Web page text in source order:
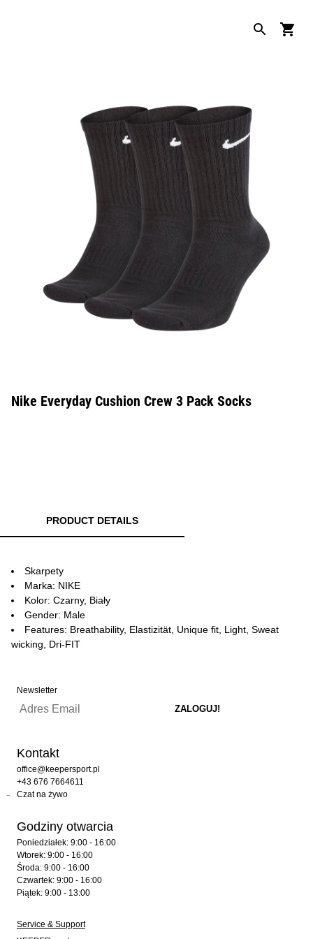
Nike Everyday Cushion Crew 3 Pack Socks
PRODUCT DETAILS
Skarpety
Marka: NIKE
Kolor: Czarny, Biały
Gender: Male
Features: Breathability, Elastizität, Unique fit, Light, Sweat
wicking, Dri-FIT
Newsletter
Kontakt
office@keepersport.pl
+43 676 7664611
Czat na żywo
Godziny otwarcia
Poniedziałek: 9:00 - 16:00
Wtorek: 9:00 - 16:00
Środa: 9:00 - 16:00
Czwartek: 9:00 - 16:00
Piątek: 9:00 - 13:00
Service & Support